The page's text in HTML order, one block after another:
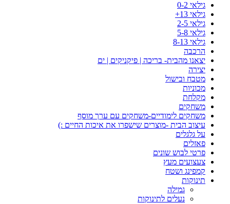
גילאי 0-2
גילאי 13+
גילאי 2-5
גילאי 5-8
גילאי 8-13
הרכבה
יצאנו מהבית- בריכה | פיקניקים | ים
יצירה
מטבח ובישול
מכוניות
מקלחת
משחקים
משחקים לימודיים-משחקים עם ערך מוסף
עיצוב הבית -מוצרים שישפרו את איכות החיים :)
על גלגלים
פאזלים
פרטי לבוש שונים
צעצועים מעץ
קמפינג ושטח
תינוקות
גמילה
נעלים לתינוקות